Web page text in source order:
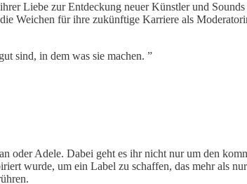
Liebe zur Entdeckung neuer Künstler und Sounds
Weichen für ihre zukünftige Karriere als
sind, in dem was sie machen. ”
oder Adele. Dabei geht es ihr nicht nur um den
wurde, um ein Label zu schaffen, das mehr als